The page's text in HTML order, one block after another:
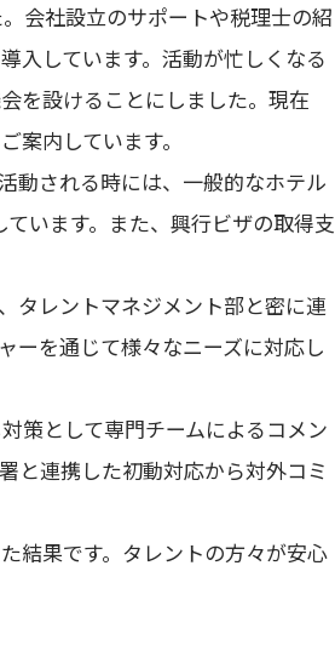
会社設立のサポートや税理士の紹
入しています。活動が忙しくなる
を設けることにしました。現在
内しています。
動される時には、一般的なホテル
います。また、興行ビザの取得支
タレントマネジメント部と密に連
ーを通じて様々なニーズに対応し
策として専門チームによるコメン
と連携した初動対応から対外コミ
結果です。タレントの方々が安心